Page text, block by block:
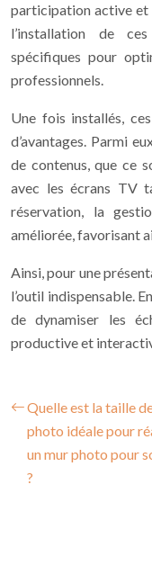
participation active et
l’installation de
spécifiques pour
professionnels.
Une fois installés,
d’avantages. Parmi
de contenus, que ce
avec les écrans TV
réservation, la
améliorée, favorisant
Ainsi, pour une
l’outil indispensable.
de dynamiser les
productive et
Quelle est la taille
photo idéale pour
un mur photo pour
?